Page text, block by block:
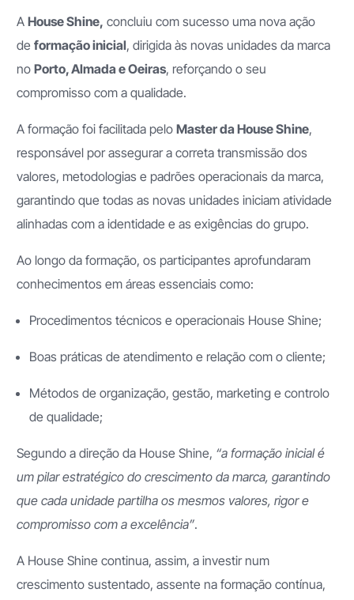
AHouse Shine, concluiu com sucesso uma nova ação
deformação inicial, dirigida às novas unidades da marca
noPorto, Almada e Oeiras, reforçando o seu
compromisso com a qualidade.
A formação foi facilitada peloMaster da House Shine,
responsável por assegurar a correta transmissão dos
valores, metodologias e padrões operacionais da marca,
garantindo que todas as novas unidades iniciam atividade
alinhadas com a identidade e as exigências do grupo.
Ao longo da formação, os participantes aprofundaram
conhecimentos em áreas essenciais como:
Procedimentos técnicos e operacionais House Shine;
Boas práticas de atendimento e relação com o cliente;
Métodos de organização, gestão, marketing e controlo
de qualidade;
Segundo a direção da House Shine, “a formação inicial é
um pilar estratégico do crescimento da marca, garantindo
que cada unidade partilha os mesmos valores, rigor e
compromisso com a excelência”.
A House Shine continua, assim, a investir num
crescimento sustentado, assente na formação contínua,